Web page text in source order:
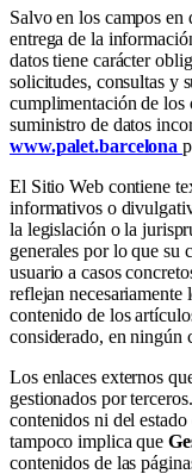
Salvo en los campos en
entrega de la
datos tiene carácter
solicitudes, consultas y
cumplimentación de los
suministro de datos
www.palet.barcelona
El Sitio Web contiene
informativos o
la legislación o la
generales por lo que su
usuario a casos
reflejan
contenido de los
considerado, en ningún
Los enlaces externos
gestionados por
contenidos ni del
tampoco implica que
contenidos de las